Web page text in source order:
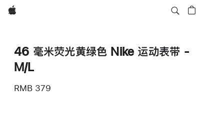
Apple
46 毫米荧光黄绿色 Nike 运动表带 -
M/L
RMB 379